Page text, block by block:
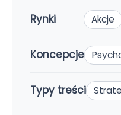
Rynki Akcje
Koncepcje
Typy treści